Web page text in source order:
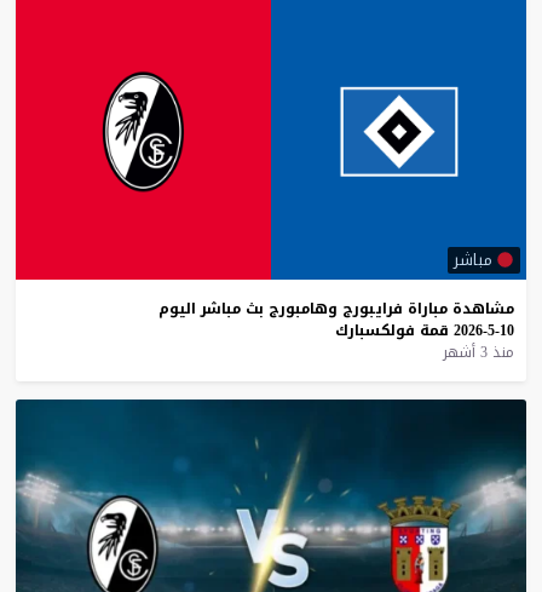
مباشر
مشاهدة مباراة فرايبورج وهامبورج بث مباشر اليوم
10-5-2026
قمة فولكسبارك
منذ 3 أشهر